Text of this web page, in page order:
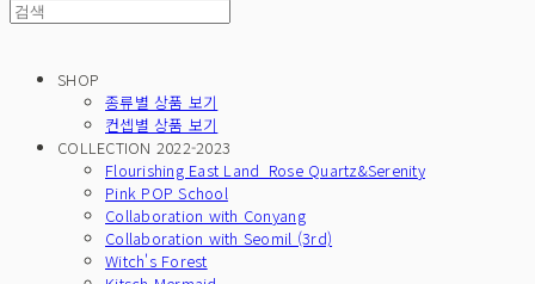
SHOP
종류별 상품 보기
컨셉별 상품 보기
COLLECTION 2022-2023
Flourishing East Land_Rose Quartz&Serenity
Pink POP School
Collaboration with Conyang
Collaboration with Seomil (3rd)
Witch's Forest